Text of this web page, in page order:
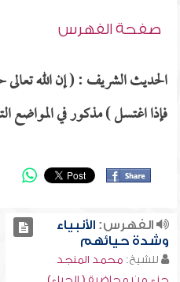
صفحة الفهرس
الحديث الشريف : ( إن الله تعالى
فإذا اغتسل ) مذكور في المواضع
الفهرس:الأنبياء
وشدة حيائهم
للشيخ: محمد المنجد
جزء من محاضرة ( الحياء)